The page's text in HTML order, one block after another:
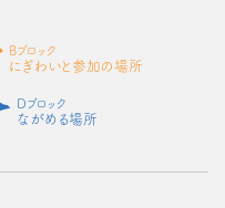
Bブロック
にぎわいと参加の場所
Dブロック
ながめる場所